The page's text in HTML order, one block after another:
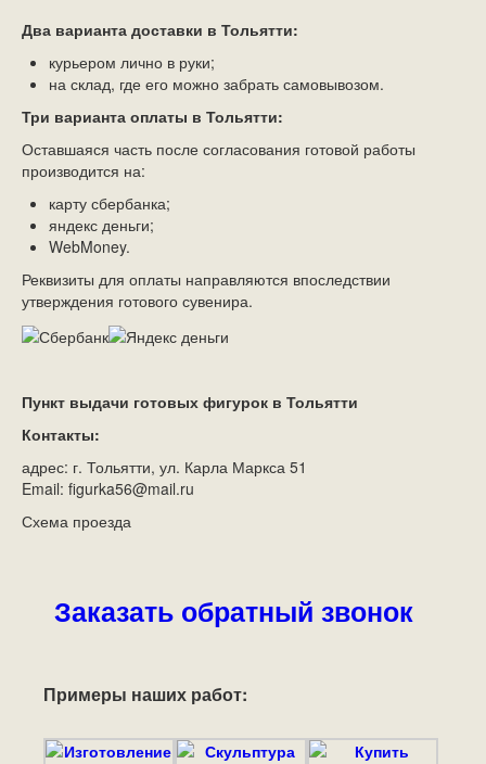
Два варианта доставки в Тольятти:
курьером лично в руки;
на склад, где его можно забрать самовывозом.
Три варианта оплаты в Тольятти:
Оставшаяся часть после согласования готовой работы
производится на:
карту сбербанка;
яндекс деньги;
WebMoney.
Реквизиты для оплаты направляются впоследствии
утверждения готового сувенира.
Пункт выдачи готовых фигурок в Тольятти
Контакты:
адрес: г. Тольятти, ул. Карла Маркса 51
Email: figurka56@mail.ru
Схема проезда
Заказать обратный звонок
Примеры наших работ: